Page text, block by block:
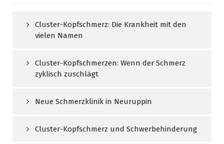
Cluster-Kopfschmerz: Die Krankheit mit den
vielen Namen
Cluster-Kopfschmerzen: Wenn der Schmerz
zyklisch zuschlägt
Neue Schmerzklinik in Neuruppin
Cluster-Kopfschmerz und Schwerbehinderung